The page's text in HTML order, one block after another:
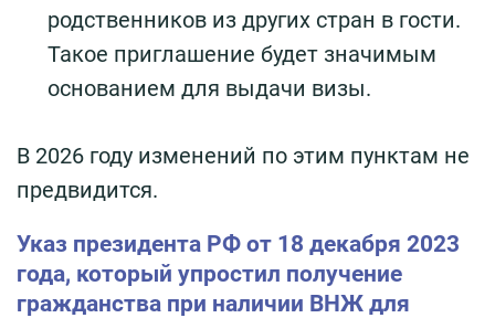
родственников из других стран в гости.
Такое приглашение будет значимым
основанием для выдачи визы.
В 2026 году изменений по этим пунктам не
предвидится.
Указ президента РФ от 18 декабря 2023
года, который упростил получение
гражданства при наличии ВНЖ для